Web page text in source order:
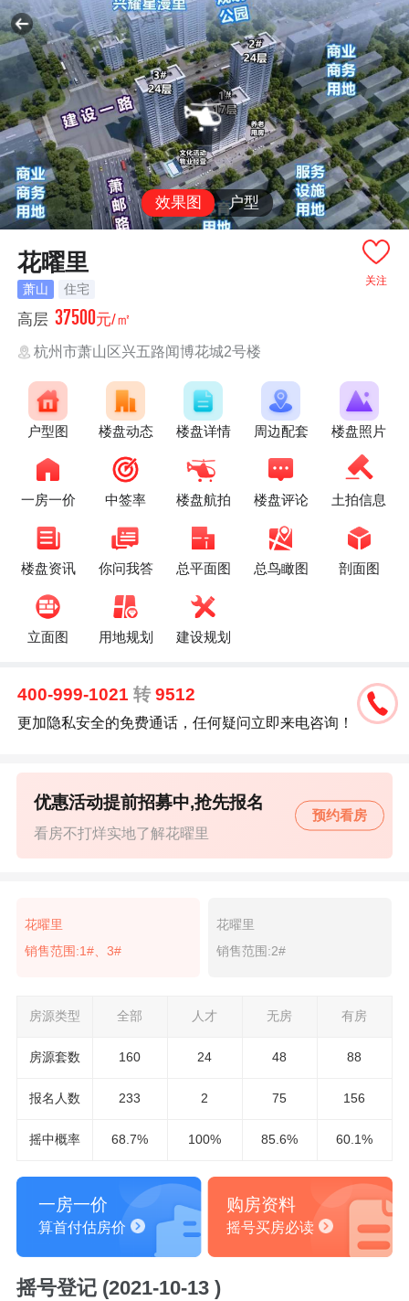
效果图 户型
关注
花曜里
萧山 住宅
高层 37500元/㎡
杭州市萧山区兴五路闻博花城2号楼
户型图 楼盘动态 楼盘详情 周边配套 楼盘照片
一房一价 中签率 楼盘航拍 楼盘评论 土拍信息
楼盘资讯 你问我答 总平面图 总鸟瞰图 剖面图
立面图 用地规划 建设规划
400-999-1021转 9512
更加隐私安全的免费通话，任何疑问立即来电咨询！
看房不打烊实地了解花曜里
优惠活动提前招募中,抢先报名
预约看房
花曜里
销售范围:1#、3#
花曜里
销售范围:2#
房源类型 全部 人才 无房 有房
房源套数 160 24 48 88
报名 人数 233 2 75 156
摇中概率 68.7% 100% 85.6% 60.1%
一房一价
算首付估房价
购房资料
摇号买房必读
摇号登记 (2021-10-13 )